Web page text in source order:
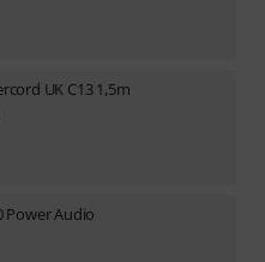
UK C13 1,5m
Power Audio